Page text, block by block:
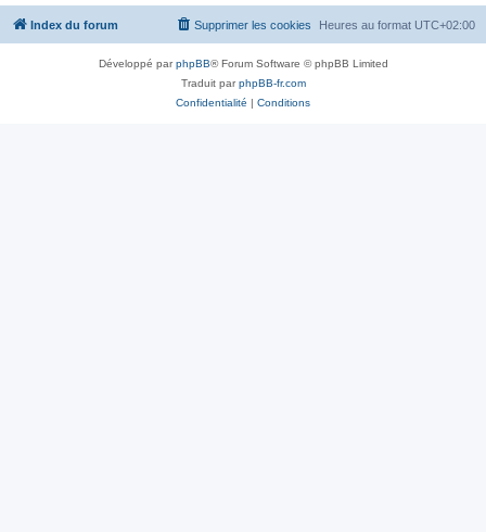
Index du forum Heures au format UTC+02:00
Supprimer les cookies
Développé parphpBB® Forum Software © phpBB Limited
Traduit parphpBB-fr.com
Confidentialité | Conditions